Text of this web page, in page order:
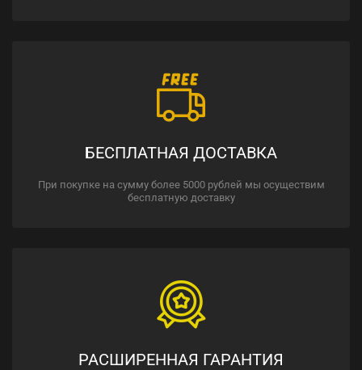
БЕСПЛАТНАЯ ДОСТАВКА
При покупке на сумму более 5000 рублей мы осуществим
бесплатную доставку
РАСШИРЕННАЯ ГАРАНТИЯ